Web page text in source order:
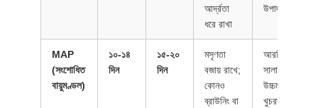
আর্দ্রতা
ধরে রাখা
উপাদান
MAP
(সংশোধিত
বায়ুমণ্ডল)
১০-১৪
দিন
১৫-২০
দিন
মসৃণতা
বজায় রাখে;
কোনও
ব্রাউনিং বা
আরটিই
সালাদ,
উচ্চমানের
খুচরা বিক্রয়